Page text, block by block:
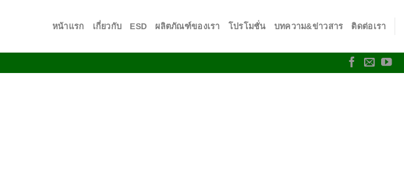
หน้าแรก เกี่ยวกับ ESD ผลิตภัณฑ์ของเรา โปรโมชั่น บทความ&ข่าวสาร ติดต่อเรา